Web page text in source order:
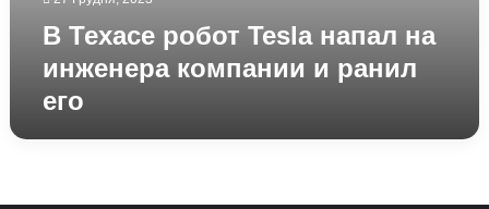
В Техасе робот Tesla напал на
инженера компании и ранил
его